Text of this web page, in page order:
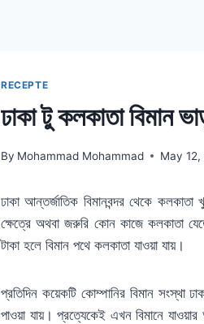
RECEPTE
ঢাকা টু কলকাতা বিমান
By Mohammad Mohammad May
ঢাকা আন্তর্জাতিক বিমানবন্দর থেকে
ক্ষেত্রে অথবা জরুরি কোন কাজে কলকাতা
টাকা হলে বিমান পথে কলকাতা যাওয়া যায়।
প্রতিদিন কয়েকটি কোম্পানির বিমান
পাওয়া যায়। প্রত্যেকেই এখন বিমানে যাওয়ার